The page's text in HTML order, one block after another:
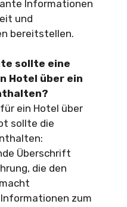
Informationen
und
bereitstellen.
sollte eine
Hotel über ein
ein Hotel über
sollte die
Überschrift
die den
zum